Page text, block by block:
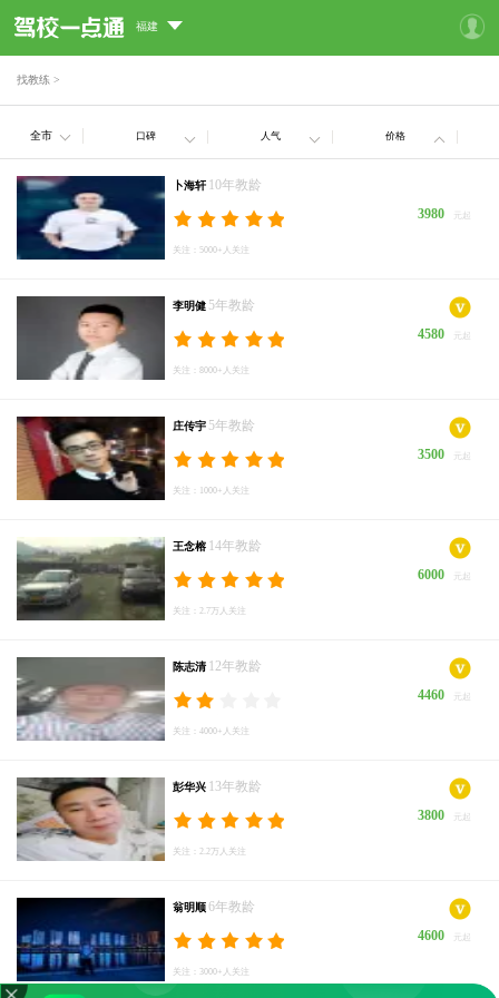
福建
找教练 >
全市 口碑 人气 价格
卜海轩 10年教龄
3980
元起
关注：5000+人关注
李明健 5年教龄
4580
元起
关注：8000+人关注
庄传宇 5年教龄
3500
元起
关注：1000+人关注
王念榕 14年教龄
6000
元起
关注：2.7万人关注
陈志清 12年教龄
4460
元起
关注：4000+人关注
彭华兴 13年教龄
3800
元起
关注：2.2万人关注
翁明顺6年教龄
4600
元起
关注：3000+人关注